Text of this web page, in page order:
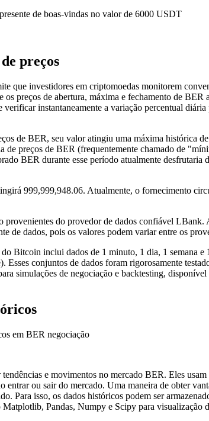
de boas-vindas no valor de 6000 USDT
preços
que investidores em criptomoedas monitorem
preços de abertura, máxima e fechamento de
instantaneamente a variação percentual
de BER, seu valor atingiu uma máxima histórica
de preços de BER (frequentemente chamado de
BER durante esse período atualmente desfrutaria
999,999,948.06. Atualmente, o fornecimento
provenientes do provedor de dados confiável LBank.
de dados, pois os valores podem variar entre os
Bitcoin inclui dados de 1 minuto, 1 dia, 1 semana e
conjuntos de dados foram rigorosamente
simulações de negociação e backtesting,
em BER negociação
e movimentos no mercado BER. Eles
entrar ou sair do mercado. Uma maneira de obter
Para isso, os dados históricos podem ser
Pandas, Numpy e Scipy para visualização